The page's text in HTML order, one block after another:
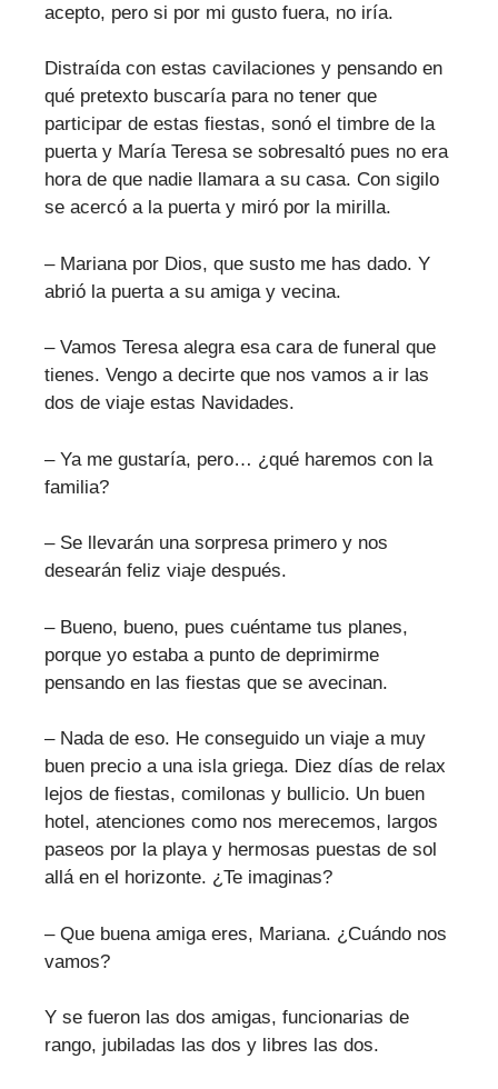
acepto, pero si por mi gusto fuera, no iría.
Distraída con estas cavilaciones y pensando en
qué pretexto buscaría para no tener que
participar de estas fiestas, sonó el timbre de la
puerta y María Teresa se sobresaltó pues no era
hora de que nadie llamara a su casa. Con sigilo
se acercó a la puerta y miró por la mirilla.
– Mariana por Dios, que susto me has dado. Y
abrió la puerta a su amiga y vecina.
– Vamos Teresa alegra esa cara de funeral que
tienes. Vengo a decirte que nos vamos a ir las
dos de viaje estas Navidades.
– Ya me gustaría, pero… ¿qué haremos con la
familia?
– Se llevarán una sorpresa primero y nos
desearán feliz viaje después.
– Bueno, bueno, pues cuéntame tus planes,
porque yo estaba a punto de deprimirme
pensando en las fiestas que se avecinan.
– Nada de eso. He conseguido un viaje a muy
buen precio a una isla griega. Diez días de relax
lejos de fiestas, comilonas y bullicio. Un buen
hotel, atenciones como nos merecemos, largos
paseos por la playa y hermosas puestas de sol
allá en el horizonte. ¿Te imaginas?
– Que buena amiga eres, Mariana. ¿Cuándo nos
vamos?
Y se fueron las dos amigas, funcionarias de
rango, jubiladas las dos y libres las dos.